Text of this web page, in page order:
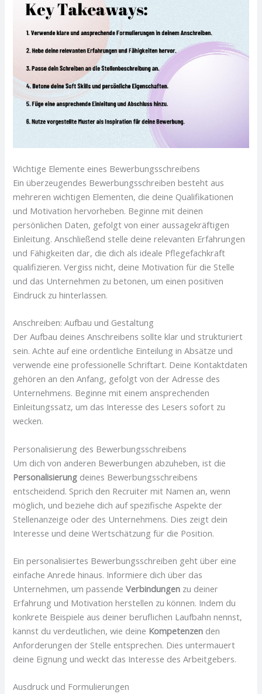
Wichtige Elemente eines Bewerbungsschreibens
Ein überzeugendes Bewerbungsschreiben besteht aus
mehreren wichtigen Elementen, die deine Qualifikationen
und Motivation hervorheben. Beginne mit deinen
persönlichen Daten, gefolgt von einer aussagekräftigen
Einleitung. Anschließend stelle deine relevanten Erfahrungen
und Fähigkeiten dar, die dich als ideale Pflegefachkraft
qualifizieren. Vergiss nicht, deine Motivation für die Stelle
und das Unternehmen zu betonen, um einen positiven
Eindruck zu hinterlassen.
Anschreiben: Aufbau und Gestaltung
Der Aufbau deines Anschreibens sollte klar und strukturiert
sein. Achte auf eine ordentliche Einteilung in Absätze und
verwende eine professionelle Schriftart. Deine Kontaktdaten
gehören an den Anfang, gefolgt von der Adresse des
Unternehmens. Beginne mit einem ansprechenden
Einleitungssatz, um das Interesse des Lesers sofort zu
wecken.
Personalisierung des Bewerbungsschreibens
Um dich von anderen Bewerbungen abzuheben, ist die
Personalisierung deines Bewerbungsschreibens
entscheidend. Sprich den Recruiter mit Namen an, wenn
möglich, und beziehe dich auf spezifische Aspekte der
Stellenanzeige oder des Unternehmens. Dies zeigt dein
Interesse und deine Wertschätzung für die Position.
Ein personalisiertes Bewerbungsschreiben geht über eine
einfache Anrede hinaus. Informiere dich über das
Unternehmen, um passendeVerbindungen zu deiner
Erfahrung und Motivation herstellen zu können. Indem du
konkrete Beispiele aus deiner beruflichen Laufbahn nennst,
kannst du verdeutlichen, wie deine Kompetenzen den
Anforderungen der Stelle entsprechen. Dies untermauert
deine Eignung und weckt das Interesse des Arbeitgebers.
Ausdruck und Formulierungen